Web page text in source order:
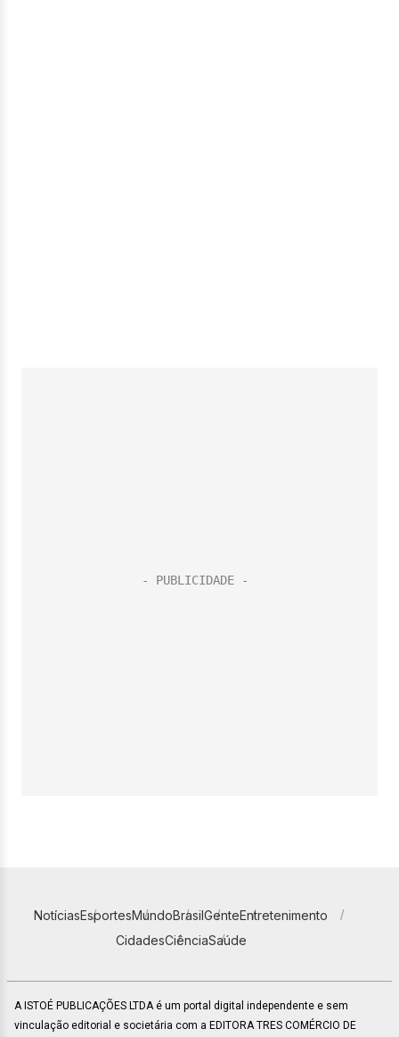
NotíciasEsportesMundoBrasilGenteEntretenimento
CidadesCiênciaSaúde
A ISTOÉ PUBLICAÇÕES LTDA é um portal digital independente e sem
vinculação editorial e societária com a EDITORA TRES COMÉRCIO DE